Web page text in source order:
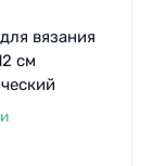
вязания
см